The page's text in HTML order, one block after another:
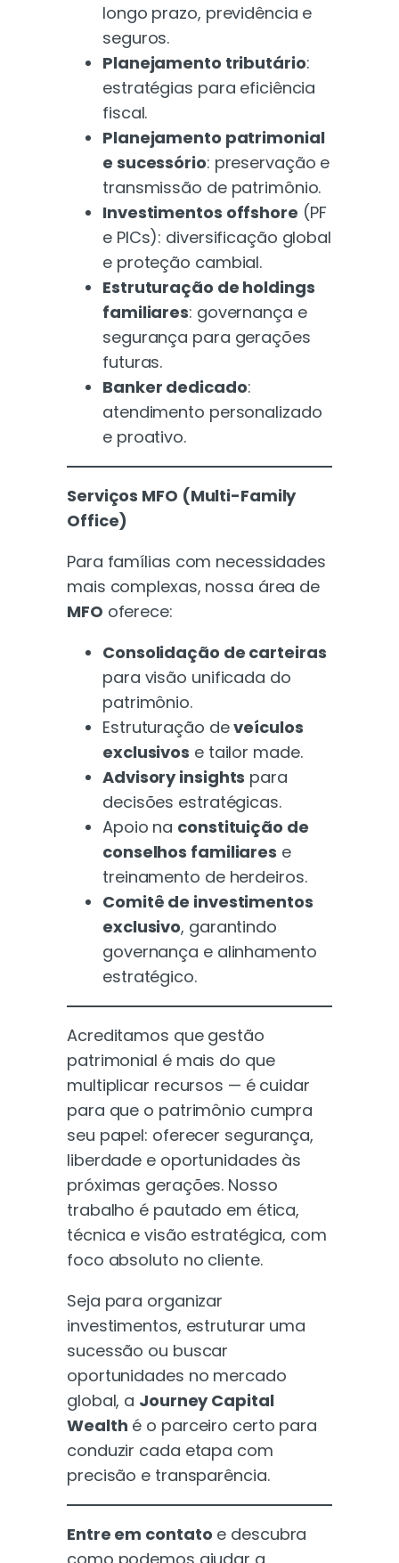
longo prazo, previdência e
seguros.
Planejamento tributário:
estratégias para eficiência
fiscal.
Planejamento patrimonial
e sucessório: preservação e
transmissão de patrimônio.
Investimentos offshore (PF
e PICs): diversificação global
e proteção cambial.
Estruturação de holdings
familiares: governança e
segurança para gerações
futuras.
Banker dedicado:
atendimento personalizado
e proativo.
Serviços MFO (Multi-Family
Office)
Para famílias com necessidades
mais complexas, nossa área de
MFO oferece:
Consolidação de carteiras
para visão unificada do
patrimônio.
Estruturação deveículos
exclusivos e tailor made.
Advisory insights para
decisões estratégicas.
Apoio na constituição de
conselhos familiares e
treinamento de herdeiros.
Comitê de investimentos
exclusivo, garantindo
governança e alinhamento
estratégico.
Acreditamos que gestão
patrimonial é mais do que
multiplicar recursos — é cuidar
para que o patrimônio cumpra
seu papel: oferecer segurança,
liberdade e oportunidades às
próximas gerações. Nosso
trabalho é pautado em ética,
técnica e visão estratégica, com
foco absoluto no cliente.
Seja para organizar
investimentos, estruturar uma
sucessão ou buscar
oportunidades no mercado
global, a Journey Capital
Wealth é o parceiro certo para
conduzir cada etapa com
precisão e transparência.
Entre em contato e descubra